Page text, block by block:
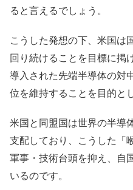
ると言えるでしょう。
こうした発想の下、米国は
回り続けることを目標に掲
導入された先端半導体の対
位を維持することを目的と
米国と同盟国は世界の半導
支配しており、こうした「
軍事・技術台頭を抑え、自
いるのです。